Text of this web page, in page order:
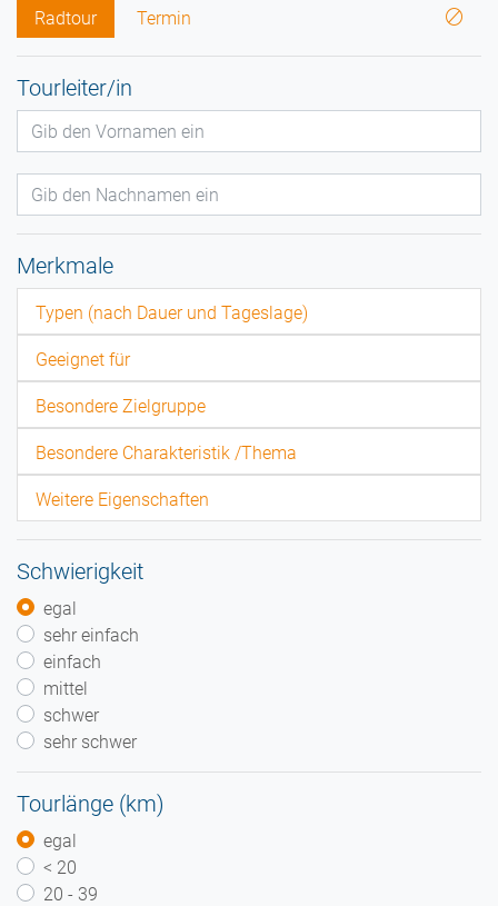
Radtour Termin
Tourleiter/in
Merkmale
Typen (nach Dauer und Tageslage)
Geeignet für
Besondere Zielgruppe
Besondere Charakteristik /Thema
Weitere Eigenschaften
Schwierigkeit
egal
sehr einfach
einfach
mittel
schwer
sehr schwer
Tourlänge (km)
egal
< 20
20 - 39